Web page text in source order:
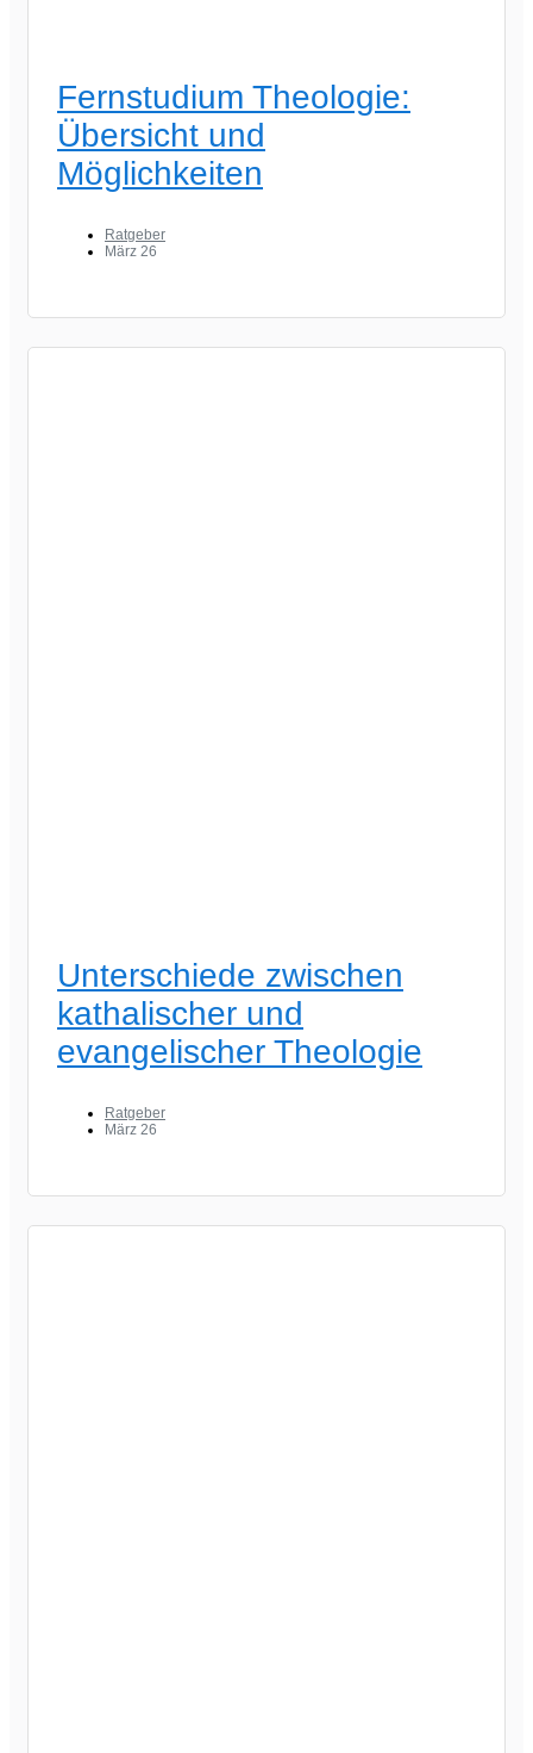
Fernstudium Theologie:
Übersicht und
Möglichkeiten
Ratgeber
März 26
Unterschiede zwischen
kathalischer und
evangelischer Theologie
Ratgeber
März 26